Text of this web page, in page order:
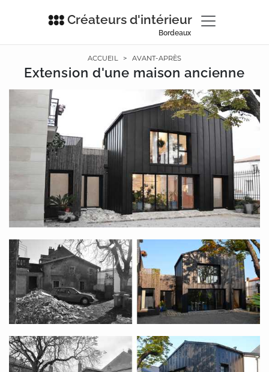
Créateurs d'intérieur
Bordeaux
ACCUEIL > AVANT-APRÈS
Extension d'une maison ancienne